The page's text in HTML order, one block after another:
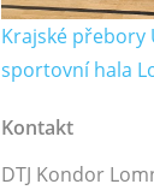
Krajské přebory
sportovní hala
Kontakt
DTJ Kondor